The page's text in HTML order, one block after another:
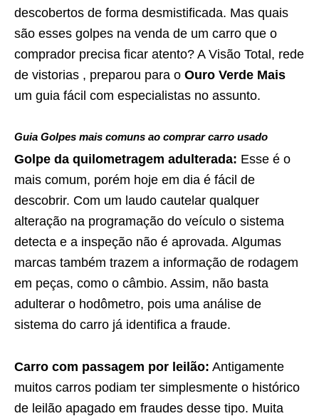
descobertos de forma desmistificada. Mas quais
são esses golpes na venda de um carro que o
comprador precisa ficar atento? A Visão Total, rede
de vistorias , preparou para o Ouro Verde Mais
um guia fácil com especialistas no assunto.
Guia Golpes mais comuns ao comprar carro usado
Golpe da quilometragem adulterada: Esse é o
mais comum, porém hoje em dia é fácil de
descobrir. Com um laudo cautelar qualquer
alteração na programação do veículo o sistema
detecta e a inspeção não é aprovada. Algumas
marcas também trazem a informação de rodagem
em peças, como o câmbio. Assim, não basta
adulterar o hodômetro, pois uma análise de
sistema do carro já identifica a fraude.
Carro com passagem por leilão: Antigamente
muitos carros podiam ter simplesmente o histórico
de leilão apagado em fraudes desse tipo. Muita